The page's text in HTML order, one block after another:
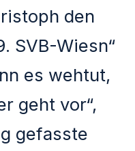
den
SVB-Wiesn“
es wehtut,
geht vor“,
gefasste